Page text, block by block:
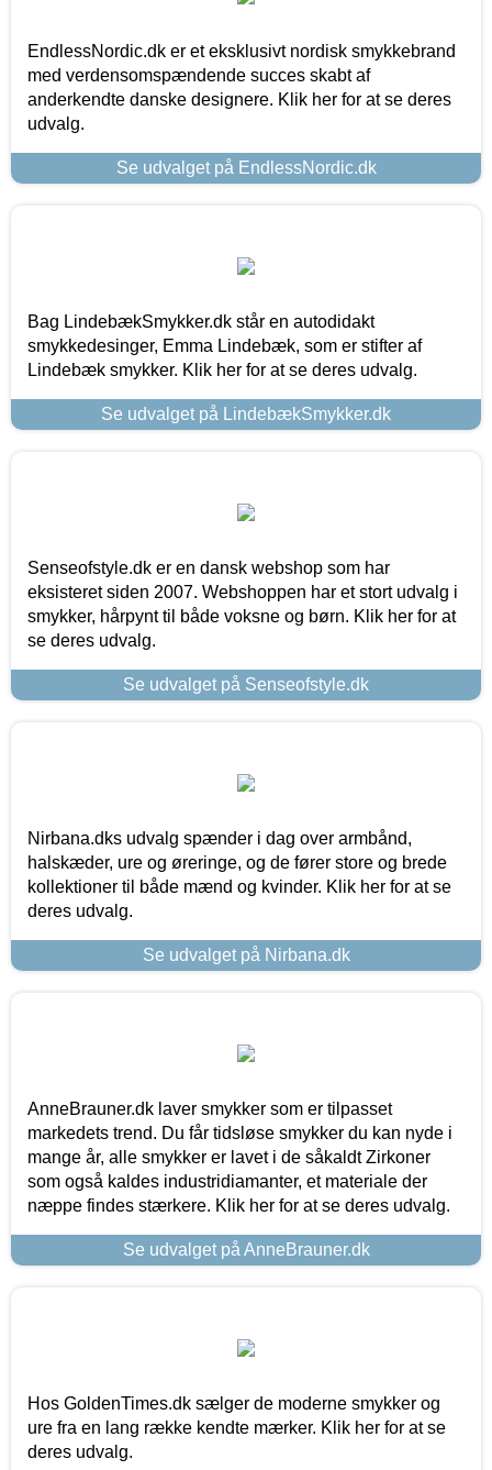
EndlessNordic.dk er et eksklusivt nordisk smykkebrand
med verdensomspændende succes skabt af
anderkendte danske designere. Klik her for at se deres
udvalg.
Se udvalget på EndlessNordic.dk
Bag LindebækSmykker.dk står en autodidakt
smykkedesinger, Emma Lindebæk, som er stifter af
Lindebæk smykker. Klik her for at se deres udvalg.
Se udvalget på LindebækSmykker.dk
Senseofstyle.dk er en dansk webshop som har
eksisteret siden 2007. Webshoppen har et stort udvalg i
smykker, hårpynt til både voksne og børn. Klik her for at
se deres udvalg.
Se udvalget på Senseofstyle.dk
Nirbana.dks udvalg spænder i dag over armbånd,
halskæder, ure og øreringe, og de fører store og brede
kollektioner til både mænd og kvinder. Klik her for at se
deres udvalg.
Se udvalget på Nirbana.dk
AnneBrauner.dk laver smykker som er tilpasset
markedets trend. Du får tidsløse smykker du kan nyde i
mange år, alle smykker er lavet i de såkaldt Zirkoner
som også kaldes industridiamanter, et materiale der
næppe findes stærkere. Klik her for at se deres udvalg.
Se udvalget på AnneBrauner.dk
Hos GoldenTimes.dk sælger de moderne smykker og
ure fra en lang række kendte mærker. Klik her for at se
deres udvalg.